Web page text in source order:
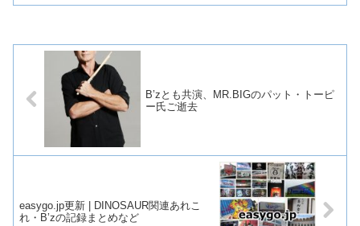
B’zとも共演、MR.BIGのパット・トーピ
ー氏ご逝去
easygo.jp更新 | DINOSAUR関連あれこ
れ・B’zの記録まとめなど